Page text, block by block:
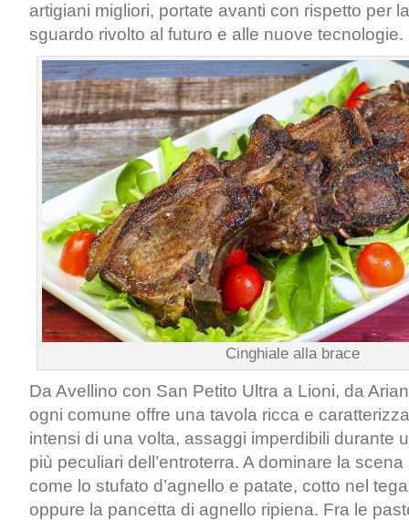
artigiani migliori, portate avanti con rispetto per
sguardo rivolto al futuro e alle nuove tecnologie.
Cinghiale alla brace
Da Avellino con San Petito Ultra a Lioni, da
ogni comune offre una tavola ricca e
intensi di una volta, assaggi imperdibili durante
più peculiari dell’entroterra. A dominare la
come lo stufato d’agnello e patate, cotto nel
oppure la pancetta di agnello ripiena. Fra le